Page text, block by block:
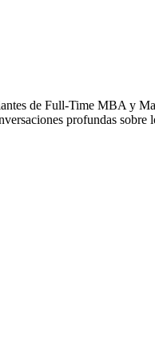
de Full-Time MBA y
profundas